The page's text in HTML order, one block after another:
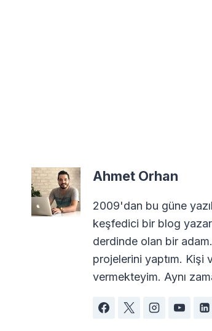
Ahmet Orhan
2009'dan bu güne
keşfedici bir blog
derdinde olan bir
projelerini yaptım. Kişi
vermekteyim. Aynı